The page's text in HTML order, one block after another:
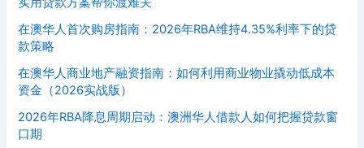
在澳华人首次购房指南：2026年RBA维持4.35%利率下的贷
款策略
在澳华人商业地产融资指南：如何利用商业物业撬动低成本
资金（2026实战版）
2026年RBA降息周期启动：澳洲华人借款人如何把握贷款窗
口期